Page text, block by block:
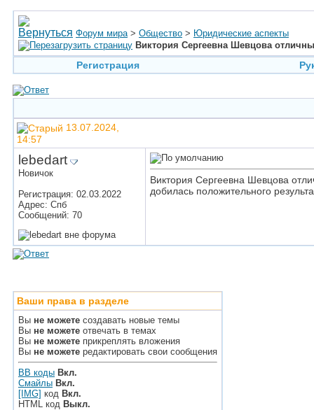
Форум мира > Общество > Юридические аспекты
Виктория Сергеевна Шевцова
Регистрация
13.07.2024,
14:57
lebedart
Новичок
Регистрация: 02.03.2022
Адрес: Спб
Сообщений: 70
Виктория Сергеевна Шевцова
добилась положительного
Ваши права в разделе
Вы не можете создавать новые темы
Вы не можете отвечать в темах
Вы не можете прикреплять вложения
Вы не можете редактировать свои сообщения
BB коды Вкл.
Смайлы Вкл.
[IMG] код Вкл.
HTML код Выкл.